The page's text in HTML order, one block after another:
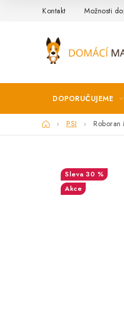
Kontakt Možnosti
DOPORUČUJEME
DomůPSI Roboran
30 %
Akce